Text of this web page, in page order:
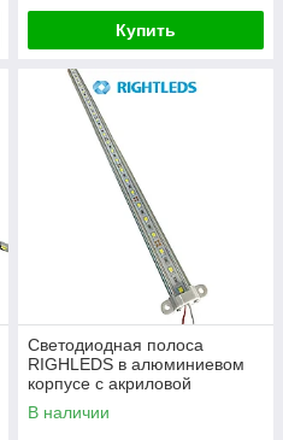
Купить
Светодиодная полоса
RIGHLEDS в алюминиевом
корпусе с акриловой
крышкой.
В наличии